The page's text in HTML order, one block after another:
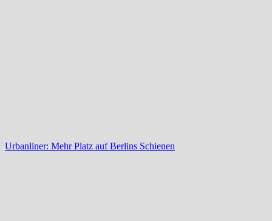
Urbanliner: Mehr Platz auf Berlins Schienen